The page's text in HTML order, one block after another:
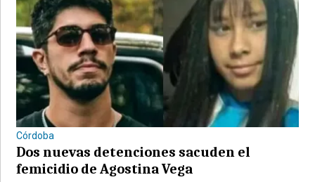
Córdoba
Dos nuevas detenciones sacuden el
femicidio de Agostina Vega